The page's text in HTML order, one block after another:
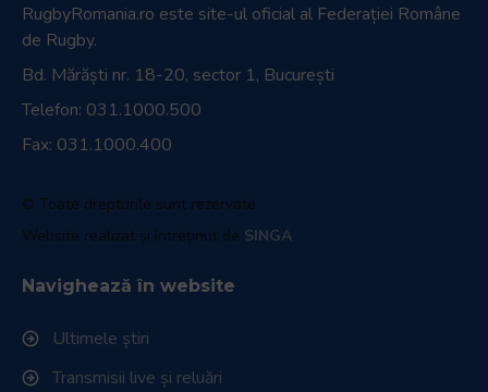
RugbyRomania.ro este site-ul oficial al Federației Române
de Rugby.
Bd. Mărăști nr. 18-20, sector 1, București
Telefon: 031.1000.500
Fax: 031.1000.400
© Toate drepturile sunt rezervate.
Website realizat și întreținut de SINGA
Navighează în website
Ultimele știri
Transmisii live și reluări